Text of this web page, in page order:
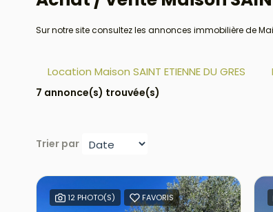
Sur notre site consultez les annonces immobilière de
Location Maison SAINT ETIENNE DU GRES
7 annonce(s) trouvée(s)
Trier par
12 PHOTO(S) FAVORIS